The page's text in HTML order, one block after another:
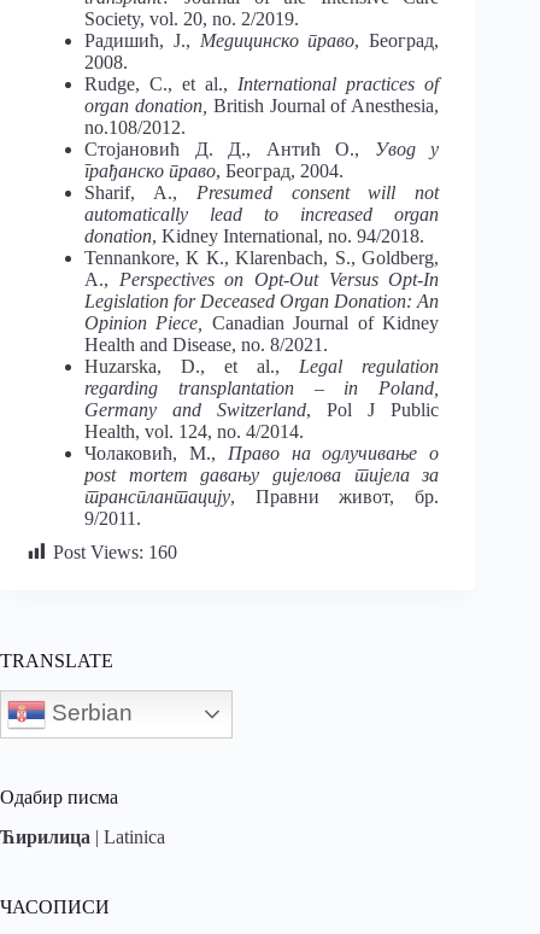
Society, vol. 20, no. 2/2019.
Радишић, Ј., Медицинско право, Београд,
2008.
Rudge, C., et al., International practices of
organ donation, British Journal of Anesthesia,
no.108/2012.
Стојановић Д. Д., Антић О., Увод у
грађанско право, Београд, 2004.
Sharif, A., Presumed consent will not
automatically lead to increased organ
donation, Kidney International, no. 94/2018.
Tennankore, К К., Klarenbach, S., Goldberg,
A., Perspectives on Opt-Out Versus Opt-In
Legislation for Deceased Organ Donation: An
Opinion Piece,
Canadian Journal of Kidney
Health and Disease, no. 8/2021.
Huzarska, D., еt al., Legal regulation
regarding transplantation – in Poland,
Germany and Switzerland, Pol J Public
Health, vol. 124, no. 4/2014.
Чолаковић, М., Право на одлучивање о
post mortem давању дијелова тијела за
трансплантацију, Правни живот, бр.
9/2011.
Post Views: 160
TRANSLATE
Serbian
Одабир писма
Ћирилица | Latinica
ЧАСОПИСИ